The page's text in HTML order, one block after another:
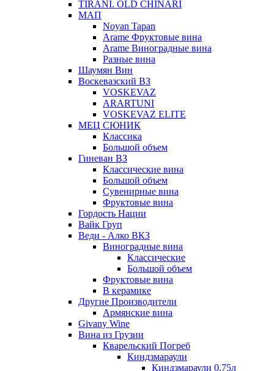
TIRANI. OLD CHINARI
МАП
Noyan Tapan
Arame Фруктовые вина
Arame Виноградные вина
Разные вина
Шаумян Вин
Воскевазский ВЗ
VOSKEVAZ
ARARTUNI
VOSKEVAZ ELITE
МЕЦ СЮНИК
Классика
Большой объем
Гиневан ВЗ
Классические вина
Большой объем
Сувенирные вина
Фруктовые вина
Гордость Нации
Вайк Груп
Веди - Алко ВКЗ
Виноградные вина
Классические
Большой объем
Фруктовые вина
В керамике
Другие Производители
Армянские вина
Givany Wine
Вина из Грузии
Кварельский Погреб
Киндзмараули
Киндзмараули 0,75л